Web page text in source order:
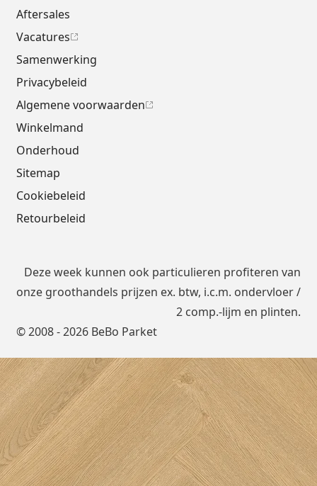
Aftersales
Vacatures
Samenwerking
Privacybeleid
Algemene voorwaarden
Winkelmand
Onderhoud
Sitemap
Cookiebeleid
Retourbeleid
© 2008 - 2026 BeBo Parket
Deze week kunnen ook particulieren profiteren van
onze groothandels prijzen ex. btw, i.c.m. ondervloer/
2 comp.-lijm en plinten.